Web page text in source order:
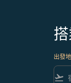
出發地
flight_takeoff